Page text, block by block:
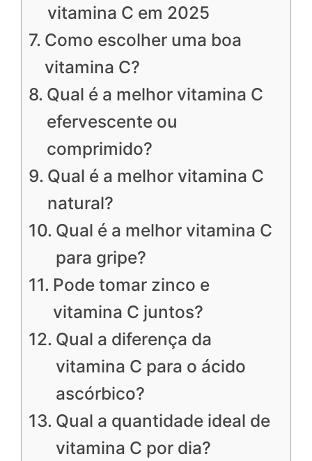
vitamina C em 2025
Como escolher uma boa
vitamina C?
Qual é a melhor vitamina C
efervescente ou
comprimido?
Qual é a melhor vitamina C
natural?
Qual é a melhor vitamina C
para gripe?
Pode tomar zinco e
vitamina C juntos?
Qual a diferença da
vitamina C para o ácido
ascórbico?
Qual a quantidade ideal de
vitamina C por dia?